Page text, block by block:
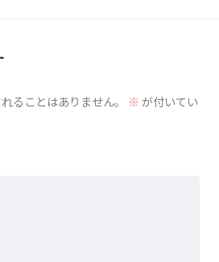
ることはありません。 ※が付いてい